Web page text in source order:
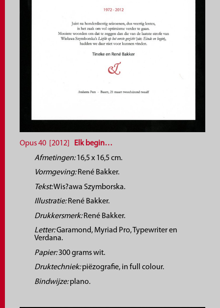
Opus 40 [2012]
Elk begin…
Afmetingen:16,5 x 16,5 cm.
Vormgeving:René Bakker.
Tekst:Wis?awa Szymborska.
Illustratie:René Bakker.
Drukkersmerk:René Bakker.
Letter:Garamond, Myriad Pro, Typewriter en
Verdana.
Papier:300 grams wit.
Druktechniek:piëzografie, in full colour.
Bindwijze:plano.